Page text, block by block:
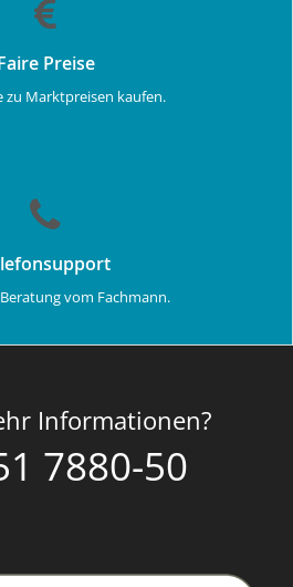
Preise
zu Marktpreisen kaufen.
vom Fachmann.
Informationen?
7880-50